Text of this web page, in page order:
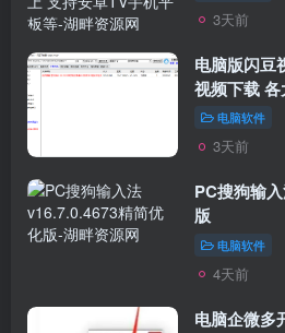
3天前
电脑版闪豆
视频下载
电脑软件
3天前
PC搜狗输
版
电脑软件
4天前
电脑企微多